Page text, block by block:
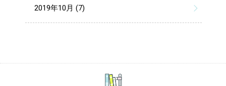
2019年10月 (7)